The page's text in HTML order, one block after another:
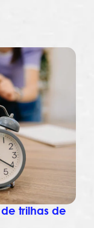
trilhas de